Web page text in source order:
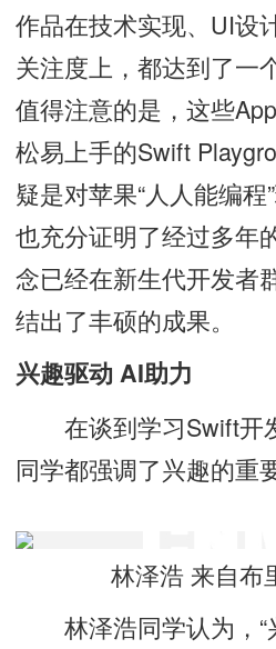
作品在技术实现、UI设
关注度上，都达到了一
值得注意的是，这些
松易上手的Swift
疑是对苹果“人人能编程
也充分证明了经过多年
念已经在新生代开发者
结出了丰硕的成果。
兴趣驱动 AI助力
在谈到学习Swift开
同学都强调了兴趣的重
林泽浩 来自布
林泽浩同学认为，“